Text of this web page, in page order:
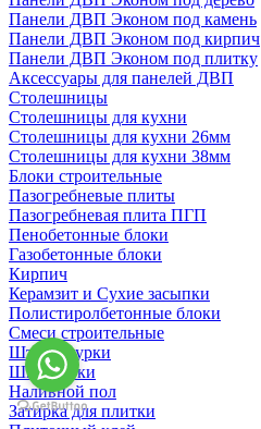
Панели ДВП Эконом под камень
Панели ДВП Эконом под кирпич
Панели ДВП Эконом под плитку
Аксессуары для панелей ДВП
Столешницы
Столешницы для кухни
Столешницы для кухни 26мм
Столешницы для кухни 38мм
Блоки строительные
Пазогребневые плиты
Пазогребневая плита ПГП
Пенобетонные блоки
Газобетонные блоки
Кирпич
Керамзит и Сухие засыпки
Полистиролбетонные блоки
Смеси строительные
Штукартурки
Шпаклевки
Наливной пол
Затирка для плитки